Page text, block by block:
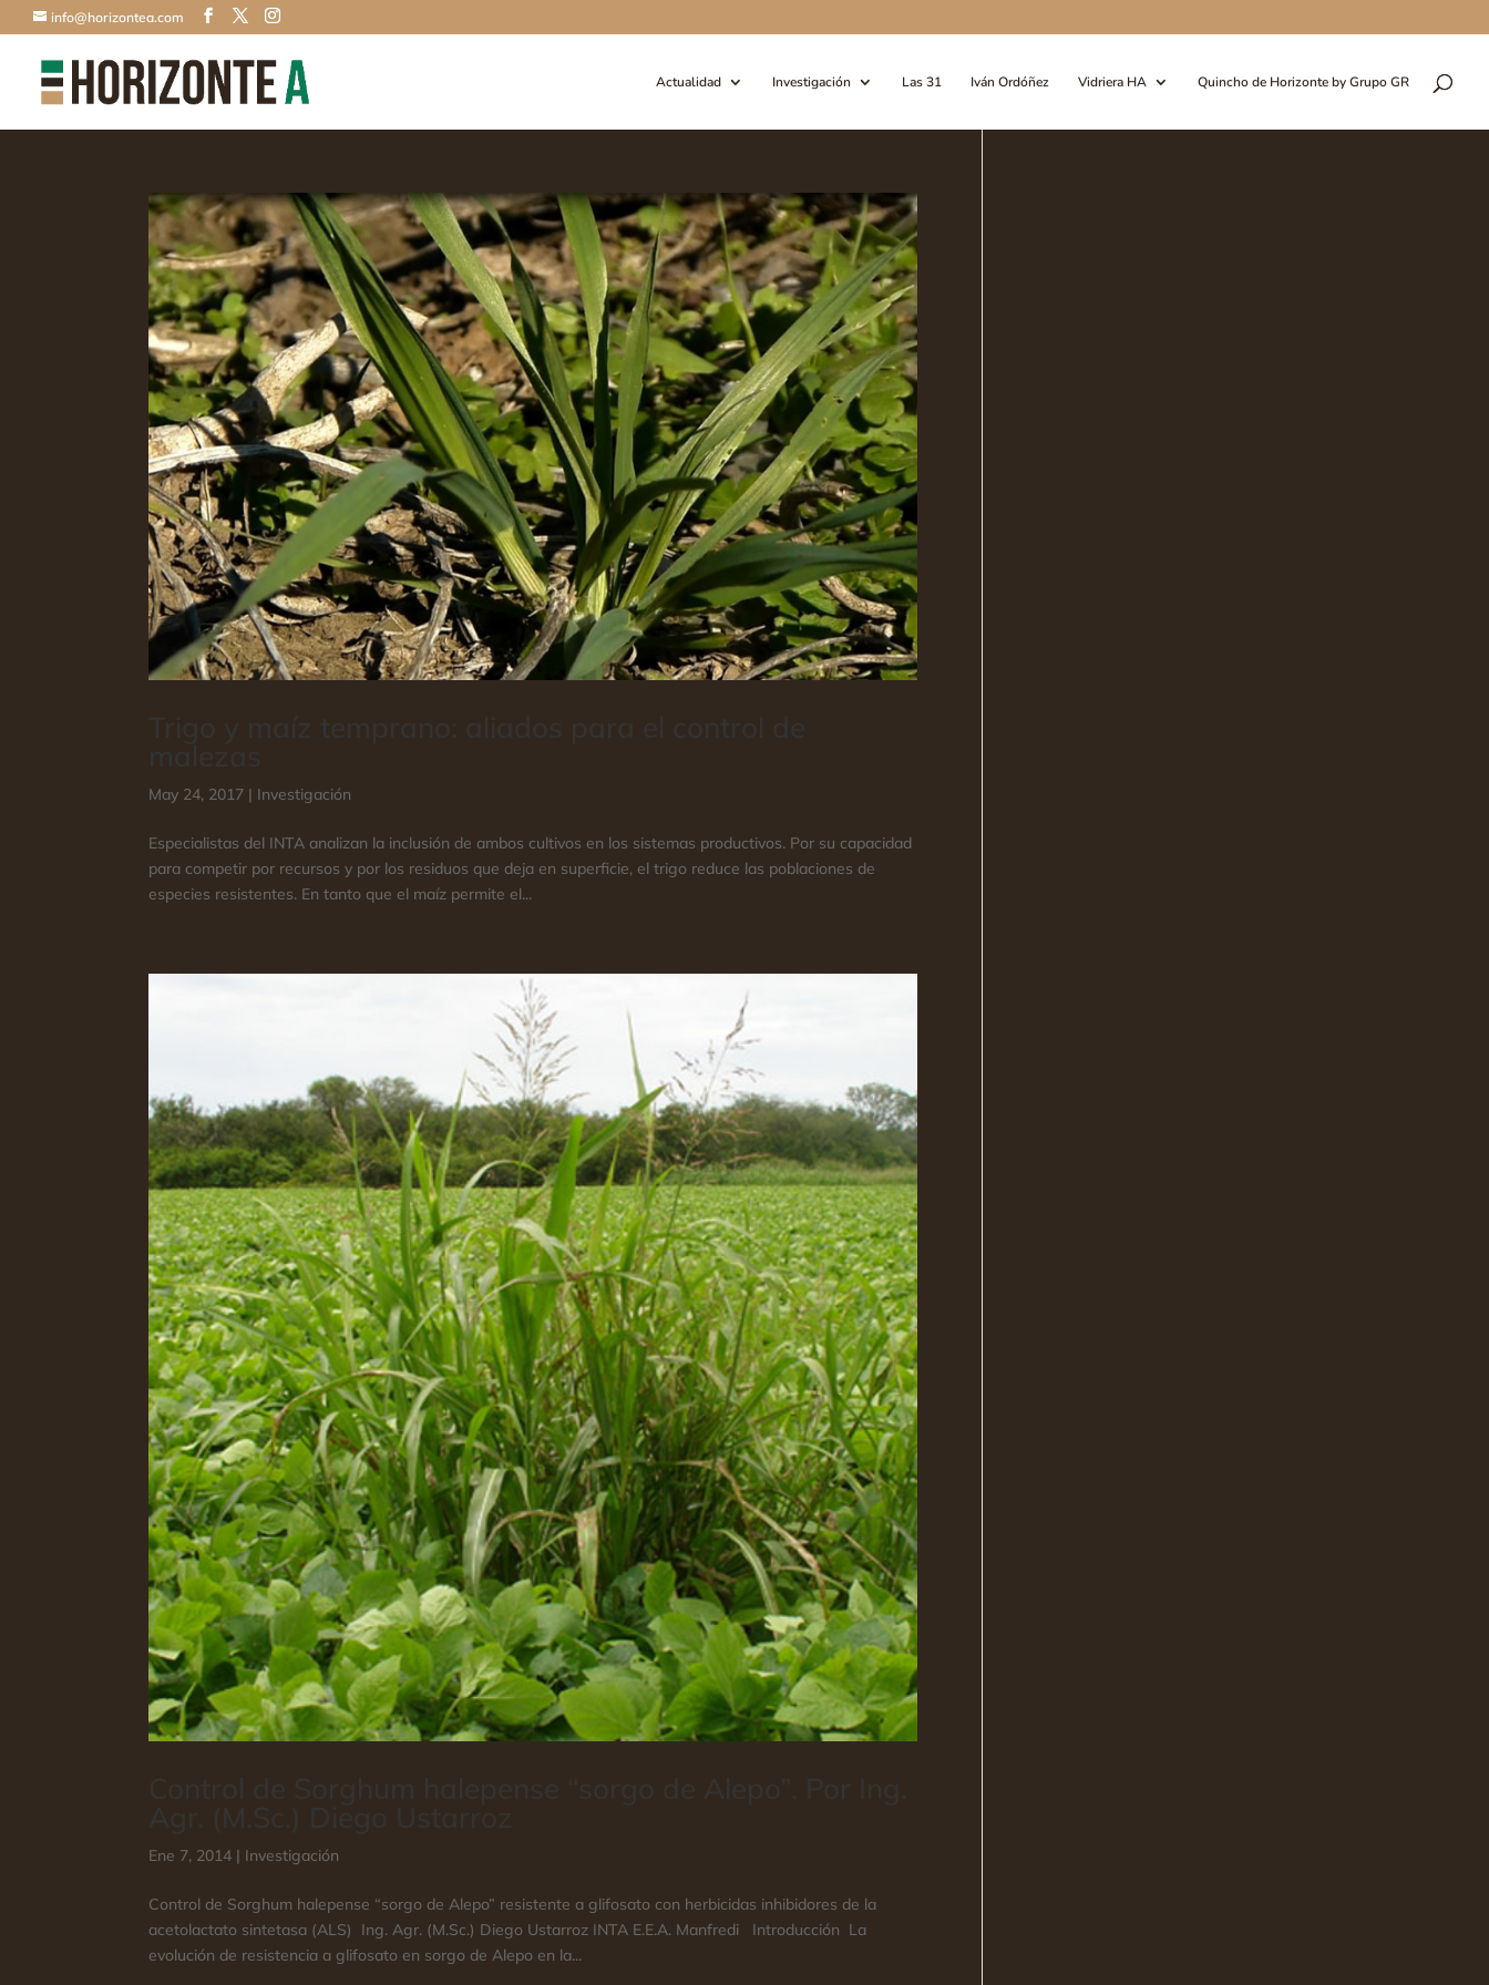
info@horizontea.com
Actualidad Investigación Las 31 Iván Ordóñez Vidriera HA Quincho de Horizonte by Grupo GR
May 24, 2017 | Investigación
Especialistas del INTA analizan la inclusión de ambos cultivos en los sistemas productivos. Por su capacidad
para competir por recursos y por los residuos que deja en superficie, el trigo reduce las poblaciones de
especies resistentes. En tanto que el maíz permite el...
Ene 7, 2014 | Investigación
Control de Sorghum halepense “sorgo de Alepo” resistente a glifosato con herbicidas inhibidores de la
acetolactato sintetasa (ALS) Ing. Agr. (M.Sc.) Diego Ustarroz INTA E.E.A. Manfredi Introducción La
evolución de resistencia a glifosato en sorgo de Alepo en la...